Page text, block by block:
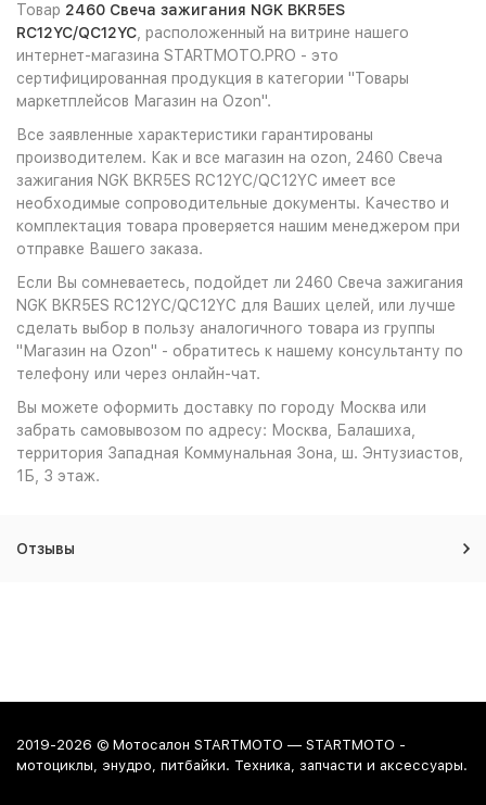
Товар 2460 Свеча зажигания NGK BKR5ES
RC12YC/QC12YC , расположенный на витрине нашего
интернет-магазина STARTMOTO.PRO - это
сертифицированная продукция в категории "Товары
маркетплейсов Магазин на Ozon".
Все заявленные характеристики гарантированы
производителем. Как и все магазин на ozon, 2460 Свеча
зажигания NGK BKR5ES RC12YC/QC12YC имеет все
необходимые сопроводительные документы. Качество и
комплектация товара проверяется нашим менеджером при
отправке Вашего заказа.
Если Вы сомневаетесь, подойдет ли 2460 Свеча зажигания
NGK BKR5ES RC12YC/QC12YC для Ваших целей, или лучше
сделать выбор в пользу аналогичного товара из группы
"Магазин на Ozon" - обратитесь к нашему консультанту по
телефону или через онлайн-чат.
Вы можете оформить доставку по городу Москва или
забрать самовывозом по адресу: Москва, Балашиха,
территория Западная Коммунальная Зона, ш. Энтузиастов,
1Б, 3 этаж.
Отзывы
2019-2026 © Мотосалон STARTMOTO — STARTMOTO -
мотоциклы, энудро, питбайки. Техника, запчасти и аксессуары.